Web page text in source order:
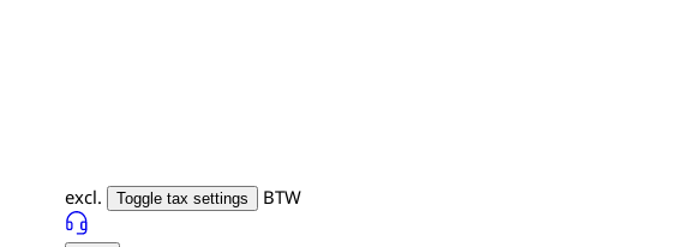
excl. Toggle tax settings BTW